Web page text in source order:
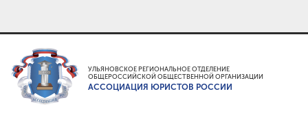
УЛЬЯНОВСКОЕ РЕГИОНАЛЬНОЕ ОТДЕЛЕНИЕ
ОБЩЕРОССИЙСКОЙ ОБЩЕСТВЕННОЙ ОРГАНИЗАЦИИ
АССОЦИАЦИЯ ЮРИСТОВ РОССИИ